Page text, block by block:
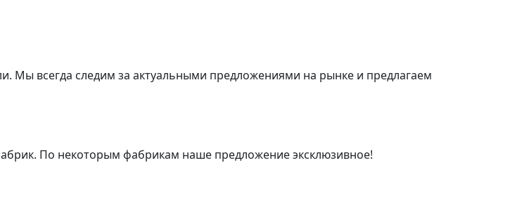
Мы всегда следим за актуальными предложениями на рынке и предлагаем
По некоторым фабрикам наше предложение эксклюзивное!